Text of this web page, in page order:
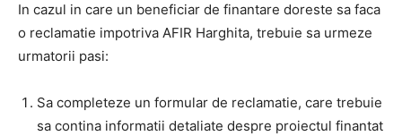
In cazul in care un beneficiar de finantare doreste sa faca
o reclamatie impotriva AFIR Harghita, trebuie sa urmeze
urmatorii pasi:
Sa completeze un formular de reclamatie, care trebuie
sa contina informatii detaliate despre proiectul finantat